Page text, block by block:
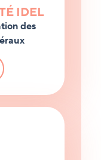
IDEL
des